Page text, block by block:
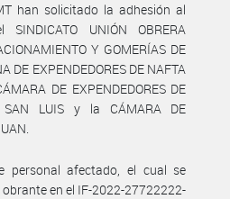
han solicitado la adhesión al
UNIÓN OBRERA
Y GOMERÍAS DE
DE EXPENDEDORES DE NAFTA
DE EXPENDEDORES DE
SAN LUIS y la CÁMARA DE
personal afectado, el cual se
en el IF-2022-27722222-